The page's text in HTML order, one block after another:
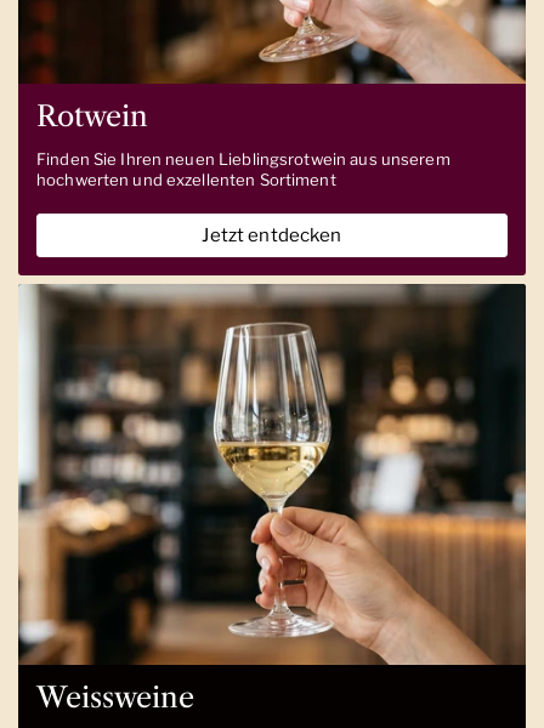
Rotwein
Finden Sie Ihren neuen Lieblingsrotwein aus unserem
hochwerten und exzellenten Sortiment
Jetzt entdecken
Weissweine